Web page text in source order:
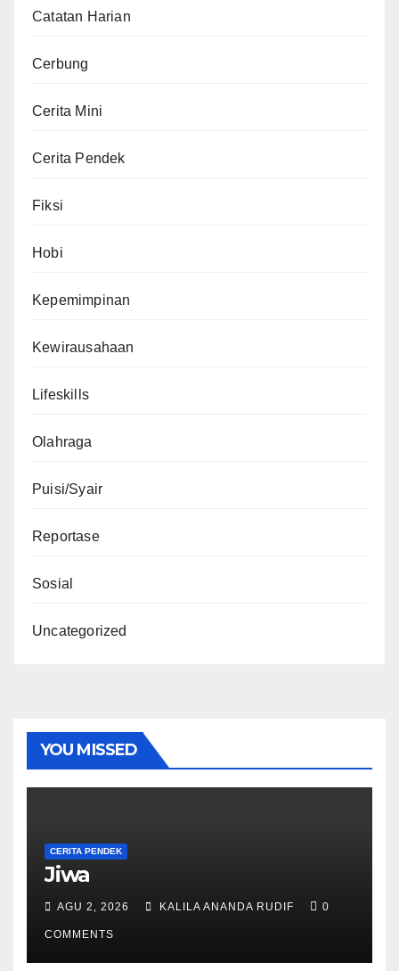
Catatan Harian
Cerbung
Cerita Mini
Cerita Pendek
Fiksi
Hobi
Kepemimpinan
Kewirausahaan
Lifeskills
Olahraga
Puisi/Syair
Reportase
Sosial
Uncategorized
YOU MISSED
CERITA PENDEK
Jiwa
AGU 2, 2026 KALILA ANANDA RUDIF 0
COMMENTS